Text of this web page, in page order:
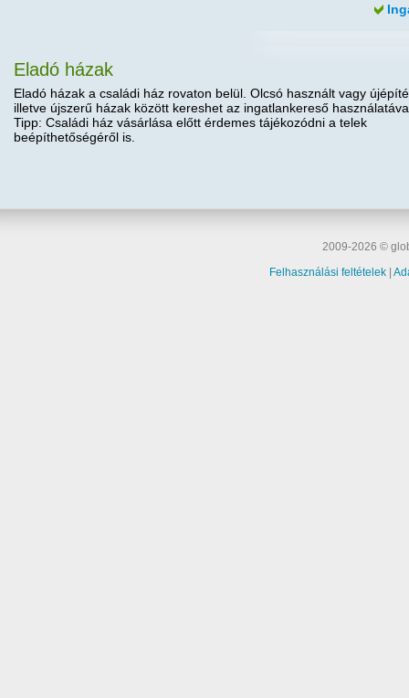
Eladó házak
Eladó házak a családi ház rovaton belül. Olcsó használt vagy
illetve újszerű házak között kereshet az ingatlankereső
Tipp: Családi ház vásárlása előtt érdemes tájékozódni a telek
beépíthetőségéről is.
2009-2026 ©
Felhasználási feltételek |